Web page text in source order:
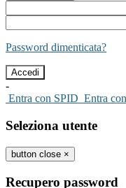
Password dimenticata?
-
Entra con SPID Entra
Seleziona utente
button close ×
Recupero password